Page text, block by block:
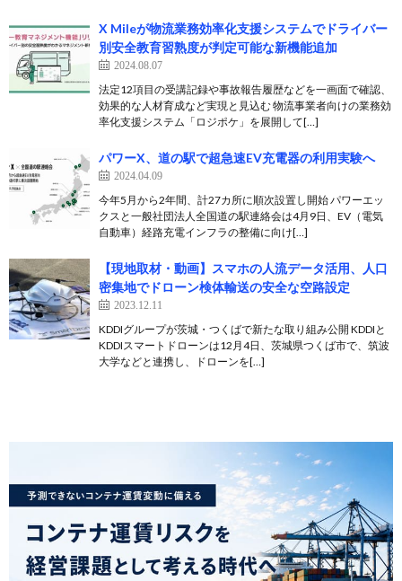
X Mileが物流業務効率化支援システムでドライバー
別安全教育習熟度が判定可能な新機能追加
2024.08.07
法定12項目の受講記録や事故報告履歴などを一画面で確認、
効果的な人材育成など実現と見込む 物流事業者向けの業務効
率化支援システム「ロジポケ」を展開して[…]
パワーX、道の駅で超急速EV充電器の利用実験へ
2024.04.09
今年5月から2年間、計27カ所に順次設置し開始 パワーエッ
クスと一般社団法人全国道の駅連絡会は4月9日、EV（電気
自動車）経路充電インフラの整備に向け[…]
【現地取材・動画】スマホの人流データ活用、人口
密集地でドローン検体輸送の安全な空路設定
2023.12.11
KDDIグループが茨城・つくばで新たな取り組み公開 KDDIと
KDDIスマートドローンは12月4日、茨城県つくば市で、筑波
大学などと連携し、ドローンを[…]